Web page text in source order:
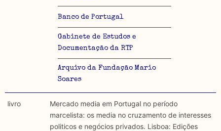
Banco de Portugal
Gabinete de Estudos e
Documentação da RTP
Arquivo da Fundação Mario
Soares
livro
Mercado media em Portugal no período
marcelista: os media no cruzamento de interesses
politicos e negócios privados. Lisboa: Edições